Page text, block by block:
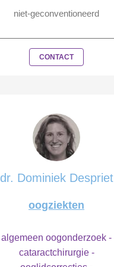
niet-geconventioneerd
CONTACT
dr. Dominiek Despriet
oogziekten
algemeen oogonderzoek -
cataractchirurgie -